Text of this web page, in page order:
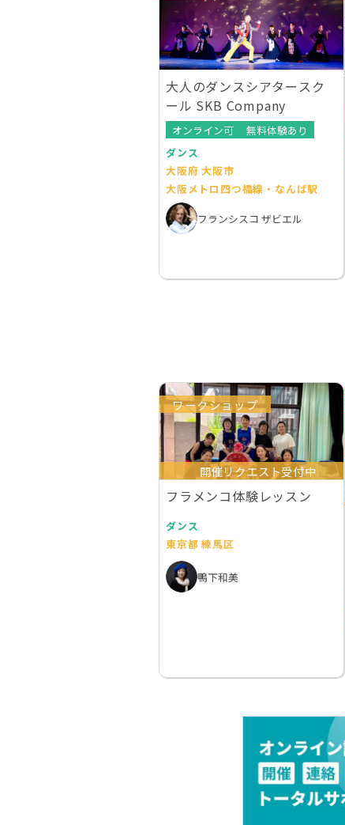
大人のダンスシアタースク
ール SKB Company
オンライン可
無料体験あり
ダンス
大阪府 大阪市
大阪メトロ四つ橋線・なんば駅
フランシスコ ザビエル
ワークショップ
開催リクエスト受付中
フラメンコ体験レッスン
ダンス
東京都 練馬区
鴨下和美